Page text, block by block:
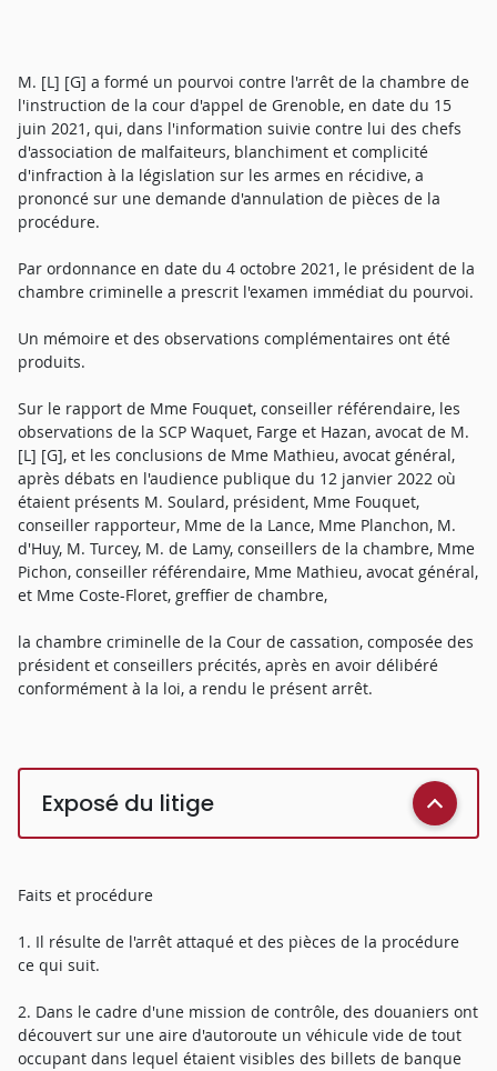
M. [L] [G] a formé un pourvoi contre l'arrêt de la chambre de
l'instruction de la cour d'appel de Grenoble, en date du 15
juin 2021, qui, dans l'information suivie contre lui des chefs
d'association de malfaiteurs, blanchiment et complicité
d'infraction à la législation sur les armes en récidive, a
prononcé sur une demande d'annulation de pièces de la
procédure.
Par ordonnance en date du 4 octobre 2021, le président de la
chambre criminelle a prescrit l'examen immédiat du pourvoi.
Un mémoire et des observations complémentaires ont été
produits.
Sur le rapport de Mme Fouquet, conseiller référendaire, les
observations de la SCP Waquet, Farge et Hazan, avocat de M.
[L] [G], et les conclusions de Mme Mathieu, avocat général,
après débats en l'audience publique du 12 janvier 2022 où
étaient présents M. Soulard, président, Mme Fouquet,
conseiller rapporteur, Mme de la Lance, Mme Planchon, M.
d'Huy, M. Turcey, M. de Lamy, conseillers de la chambre, Mme
Pichon, conseiller référendaire, Mme Mathieu, avocat général,
et Mme Coste-Floret, greffier de chambre,
la chambre criminelle de la Cour de cassation, composée des
président et conseillers précités, après en avoir délibéré
conformément à la loi, a rendu le présent arrêt.
Exposé du litige
Faits et procédure
1. Il résulte de l'arrêt attaqué et des pièces de la procédure
ce qui suit.
2. Dans le cadre d'une mission de contrôle, des douaniers ont
découvert sur une aire d'autoroute un véhicule vide de tout
occupant dans lequel étaient visibles des billets de banque